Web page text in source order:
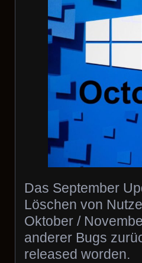
Das September
Löschen von
Oktober /
anderer Bugs
released worden.